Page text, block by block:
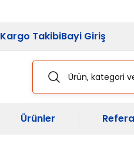
Kargo TakibiBayi Giriş
Ürünler